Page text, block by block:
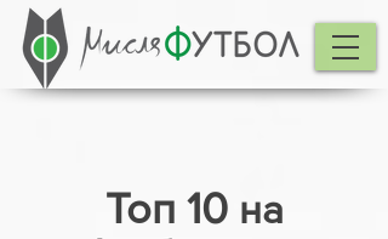
Топ 10на